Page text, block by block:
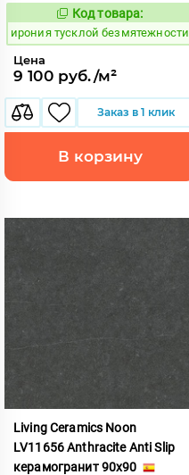
1107004
Код товара:
ирония тусклой безмятежности
Цена
9 100 руб./м²
Заказ в 1 клик
В корзину
Living Ceramics Noon
LV11656 Anthracite Anti Slip
керамогранит 90x90